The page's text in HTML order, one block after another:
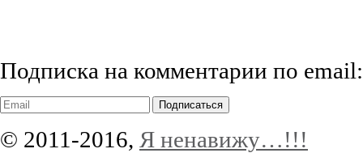
Подписка на комментарии по email:
Подписаться
© 2011-2016, Я ненавижу…!!!